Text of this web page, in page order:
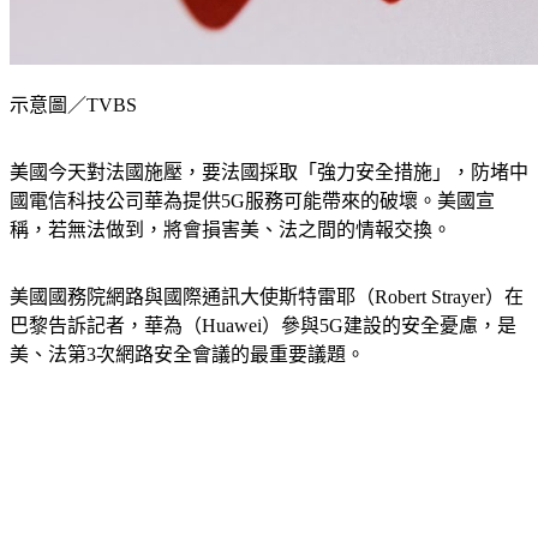
示意圖／TVBS
美國今天對法國施壓，要法國採取「強力安全措施」，防堵中
國電信科技公司華為提供5G服務可能帶來的破壞。美國宣
稱，若無法做到，將會損害美、法之間的情報交換。
美國國務院網路與國際通訊大使斯特雷耶（Robert Strayer）在
巴黎告訴記者，華為（Huawei）參與5G建設的安全憂慮，是
美、法第3次網路安全會議的最重要議題。